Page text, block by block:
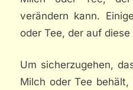
verändern kann.
oder Tee, der auf
Um sicherzugehen,
Milch oder Tee